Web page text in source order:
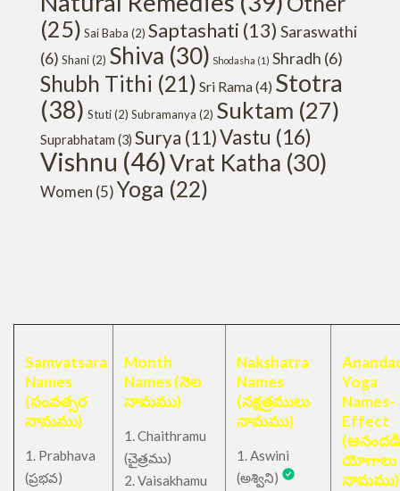
(25) Sai Baba (2) Saptashati (13) Saraswathi
(6) Shani(2) Shiva (30) Shodasha (1) Shradh (6)
Shubh Tithi (21) Sri Rama(4) Stotra
(38) Stuti(2) Subramanya (2) Suktam (27)
Suprabhatam (3) Surya (11)Vastu (16)
Vishnu (46)Vrat Katha (30)
Women (5)Yoga (22)
Samvatsara
Names
(సంవత్సర
నామము)
1. Prabhava
(ప్రభవ)
Month
Names (నెల
నామము)
1. Chaithramu
(చైత్రము)
2. Vaisakhamu
Nakshatra
Names
(నక్షత్రములు
నామము)
1. Aswini
(అశ్విని)
Yoga
Names-
Effect
(అనందడి
యోగాలు
నామము)